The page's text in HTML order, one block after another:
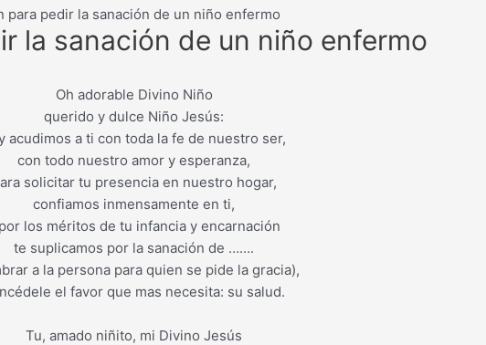
para pedir la sanación de un niño enfermo
la sanación de un niño enfermo
Oh adorable Divino Niño
querido y dulce Niño Jesús:
acudimos a ti con toda la fe de nuestro ser,
con todo nuestro amor y esperanza,
solicitar tu presencia en nuestro hogar,
confiamos inmensamente en ti,
los méritos de tu infancia y encarnación
te suplicamos por la sanación de …….
a la persona para quien se pide la gracia),
el favor que mas necesita: su salud.
Tu, amado niñito, mi Divino Jesús